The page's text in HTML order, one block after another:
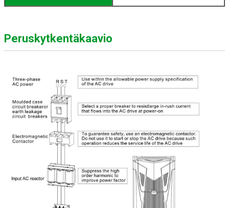
Peruskytkentäkaavio